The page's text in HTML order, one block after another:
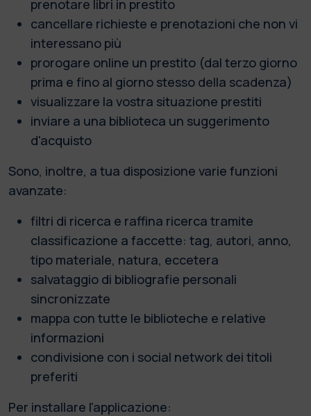
prenotare libri in prestito
cancellare richieste e prenotazioni che non vi
interessano più
prorogare online un prestito (dal terzo giorno
prima e fino al giorno stesso della scadenza)
visualizzare la vostra situazione prestiti
inviare a una biblioteca un suggerimento
d'acquisto
Sono, inoltre, a tua disposizione varie funzioni
avanzate:
filtri di ricerca e raffina ricerca tramite
classificazione a faccette: tag, autori, anno,
tipo materiale, natura, eccetera
salvataggio di bibliografie personali
sincronizzate
mappa con tutte le biblioteche e relative
informazioni
condivisione con i social network dei titoli
preferiti
Per installare l'applicazione: